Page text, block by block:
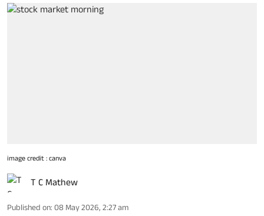
image credit : canva
T C Mathew
Published on: 08 May 2026, 2:27 am